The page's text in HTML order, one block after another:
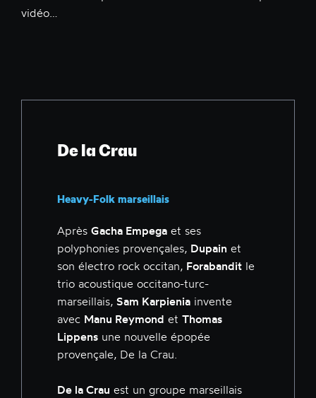
vidéo…
De la Crau
Heavy-Folk marseillais
Après Gacha Empega et ses
polyphonies provençales, Dupain et
son électro rock occitan, Forabandit le
trio acoustique occitano-turc-
marseillais, Sam Karpienia invente
avec Manu Reymond et Thomas
Lippens une nouvelle épopée
provençale, De la Crau.
De la Crau est un groupe marseillais